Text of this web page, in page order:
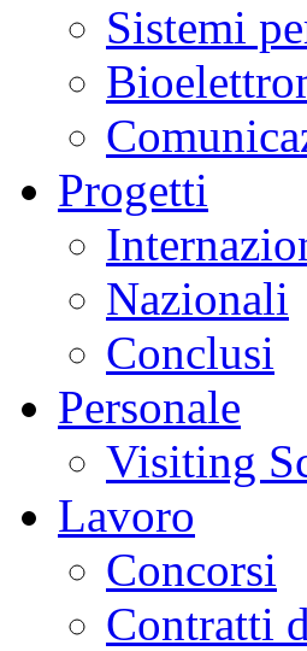
Sistemi
Progetti
Nazionali
Conclusi
Personale
Visiting
Lavoro
Concorsi
Contratti